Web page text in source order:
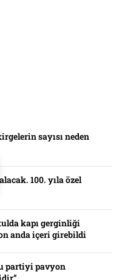
sayısı neden
100. yıla özel
kapı gerginliği
anda içeri girebildi
partiyi pavyon